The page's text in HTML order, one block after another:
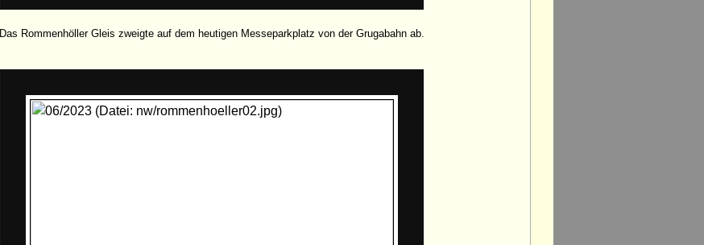
Das Rommenhöller Gleis zweigte auf dem heutigen Messeparkplatz von der Grugabahn ab.